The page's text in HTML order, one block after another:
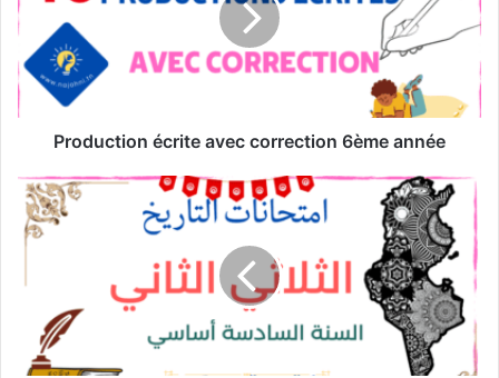
6ème
année
Production écrite avec correction 6ème année
امتحانات
التاريخ
السنة
السادسة
الثلاثي
الثاني